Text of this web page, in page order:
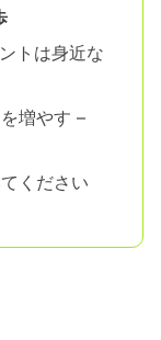
トは身近な
増やす –
ください